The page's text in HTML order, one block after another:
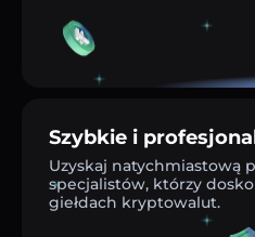
Szybkie i
Uzyskaj natychmiastową
specjalistów, którzy
giełdach kryptowalut.